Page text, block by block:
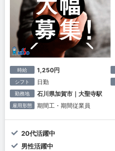
時給 1,250円
シフト 日勤
勤務地 石川県加賀市｜大聖寺駅
雇用形態 期間工・期間従業員
20代活躍中
男性活躍中